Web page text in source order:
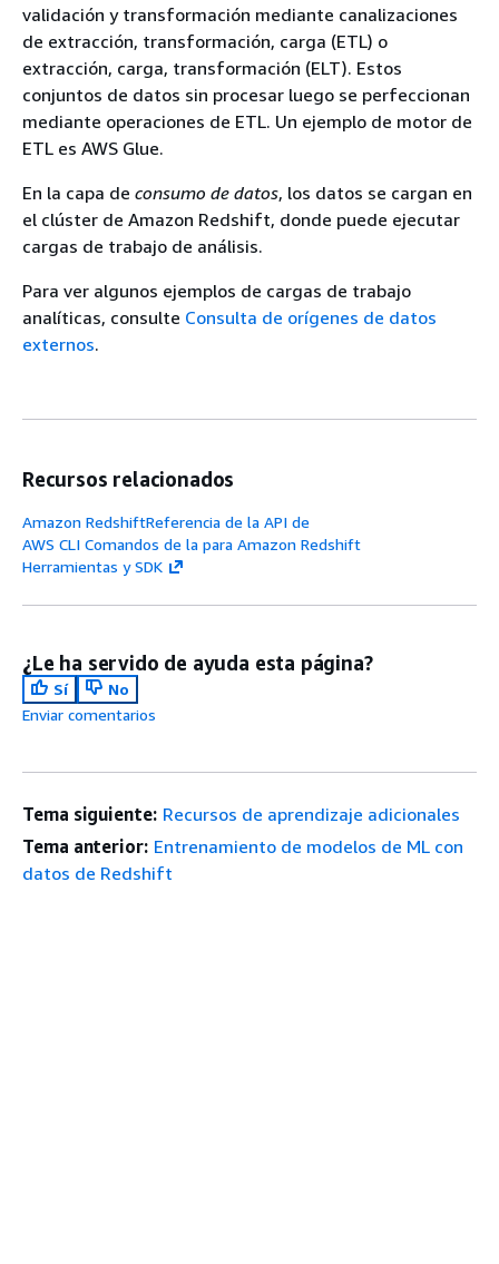
validación y transformación mediante canalizaciones
de extracción, transformación, carga (ETL) o
extracción, carga, transformación (ELT). Estos
conjuntos de datos sin procesar luego se perfeccionan
mediante operaciones de ETL. Un ejemplo de motor de
ETL es AWS Glue.
En la capa de consumo de datos, los datos se cargan en
el clúster de Amazon Redshift, donde puede ejecutar
cargas de trabajo de análisis.
Para ver algunos ejemplos de cargas de trabajo
analíticas, consulte Consulta de orígenes de datos
externos.
Recursos relacionados
Amazon RedshiftReferencia de la API de
AWS CLI Comandos de la para Amazon Redshift
Herramientas y SDK
¿Le ha servido de ayuda esta página?
Sí
No
Enviar comentarios
Tema siguiente: Recursos de aprendizaje adicionales
Tema anterior: Entrenamiento de modelos de ML con
datos de Redshift